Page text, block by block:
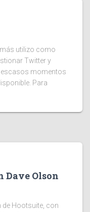
más utilizo como
Twitter y
escasos momentos
Para
Olson
de Hootsuite, con